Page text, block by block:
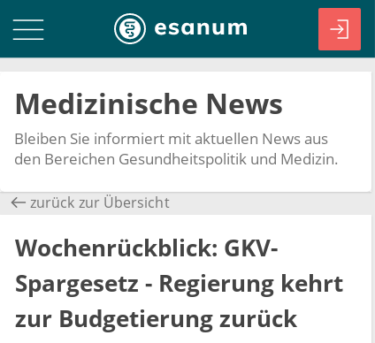
Medizinische News
Bleiben Sie informiert mit aktuellen News aus
den Bereichen Gesundheitspolitik und Medizin.
zurück zur Übersicht
Wochenrückblick: GKV-
Spargesetz - Regierung kehrt
zur Budgetierung zurück